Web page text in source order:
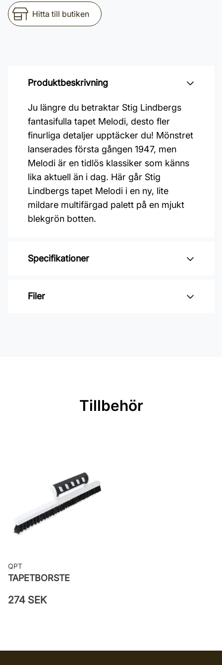
Hitta till butiken
Produktbeskrivning
Ju längre du betraktar Stig Lindbergs
fantasifulla tapet Melodi, desto fler
finurliga detaljer upptäcker du! Mönstret
lanserades första gången 1947, men
Melodi är en tidlös klassiker som känns
lika aktuell än i dag. Här går Stig
Lindbergs tapet Melodi i en ny, lite
mildare multifärgad palett på en mjukt
blekgrön botten.
Specifikationer
Varumärke: Boråstapeter
Mönsterrepetition: 38 cm
Applicering av lim: Lim strykes på
väggen
Märkning: Nyhet
Filer
Tillbehör
QPT
TAPETBORSTE
274 SEK